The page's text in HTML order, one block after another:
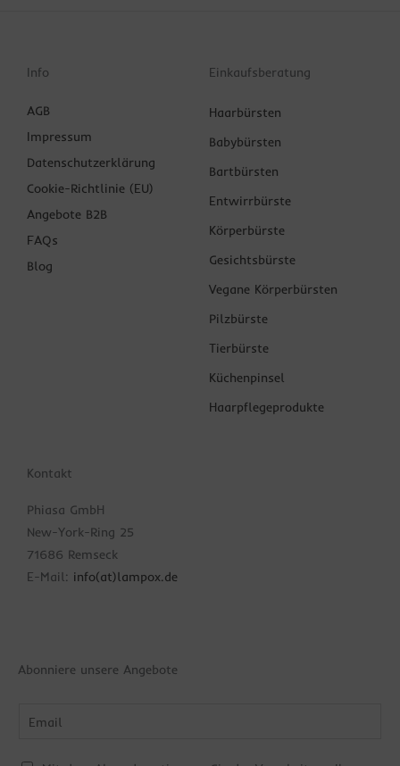
Info
AGB
Impressum
Datenschutzerklärung
Cookie-Richtlinie (EU)
Angebote B2B
FAQs
Blog
Einkaufsberatung
Haarbürsten
Babybürsten
Bartbürsten
Entwirrbürste
Körperbürste
Gesichtsbürste
Vegane Körperbürsten
Pilzbürste
Tierbürste
Küchenpinsel
Haarpflegeprodukte
Kontakt
Phiasa GmbH
New-York-Ring 25
71686 Remseck
E-Mail: info(at)lampox.de
Abonniere unsere Angebote
gib